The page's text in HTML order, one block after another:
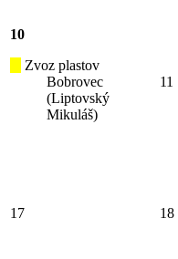
10
Zvoz plastov
Bobrovec
(Liptovský
Mikuláš)
11
17 18